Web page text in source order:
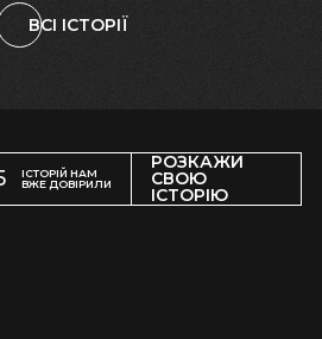
ВСІ ІСТОРІЇ
ІСТОРІЙ НАМ
ВЖЕ ДОВІРИЛИ
РОЗКАЖИ
СВОЮ
ІСТОРІЮ